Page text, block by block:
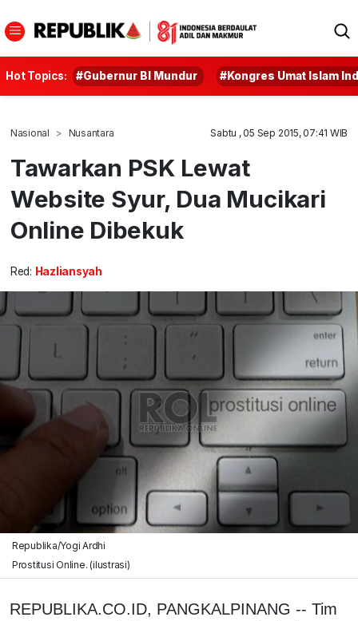
Hot Topics: #Gubernur BI Mundur #Kongres Umat Islam
Nasional Nusantara Sabtu , 05 Sep 2015, 07:41 WIB
Tawarkan PSK Lewat
Website Syur, Dua Mucikari
Online Dibekuk
Red: Hazliansyah
Republika/Yogi Ardhi
Prostitusi Online. (ilustrasi)
REPUBLIKA.CO.ID, PANGKALPINANG -- Tim